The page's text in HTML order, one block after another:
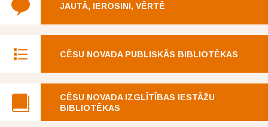
JAUTĀ, IEROSINI, VĒRTĒ
CĒSU NOVADA PUBLISKĀS BIBLIOTĒKAS
CĒSU NOVADA IZGLĪTĪBAS IESTĀŽU
BIBLIOTĒKAS